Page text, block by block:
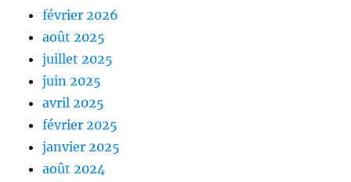
février 2026
août 2025
juillet 2025
juin 2025
avril 2025
février 2025
janvier 2025
août 2024